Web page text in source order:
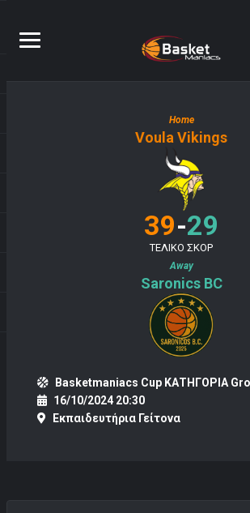
Home
Voula Vikings
39-29
ΤΕΛΙΚΟ ΣΚΟΡ
Away
Saronics BC
Basketmaniacs Cup ΚΑΤΗΓΟΡΙΑ
16/10/2024 20:30
Εκπαιδευτήρια Γείτονα